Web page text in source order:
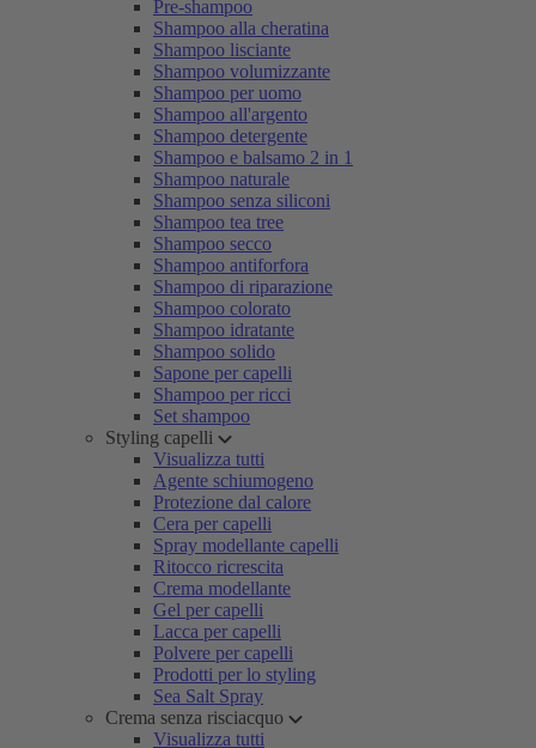
Pre-shampoo
Shampoo alla cheratina
Shampoo lisciante
Shampoo volumizzante
Shampoo per uomo
Shampoo all'argento
Shampoo detergente
Shampoo e balsamo 2 in 1
Shampoo naturale
Shampoo senza siliconi
Shampoo tea tree
Shampoo secco
Shampoo antiforfora
Shampoo di riparazione
Shampoo colorato
Shampoo idratante
Shampoo solido
Sapone per capelli
Shampoo per ricci
Set shampoo
Styling capelli
Visualizza tutti
Agente schiumogeno
Protezione dal calore
Cera per capelli
Spray modellante capelli
Ritocco ricrescita
Crema modellante
Gel per capelli
Lacca per capelli
Polvere per capelli
Prodotti per lo styling
Sea Salt Spray
Crema senza risciacquo
Visualizza tutti